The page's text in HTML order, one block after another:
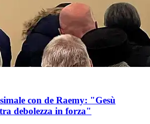
con de Raemy: "Gesù
debolezza in forza"